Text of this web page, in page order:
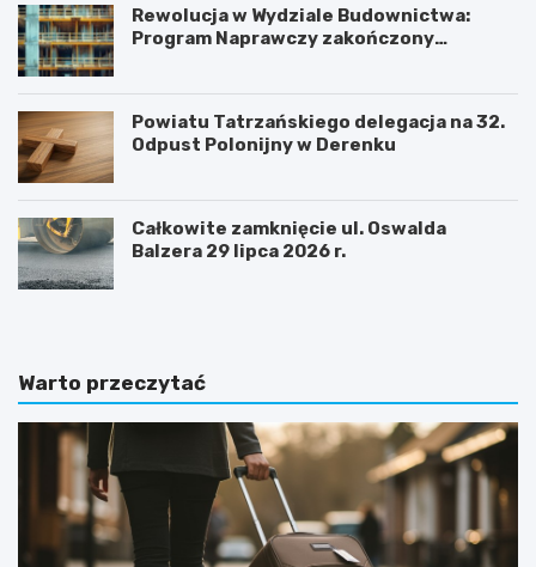
Rewolucja w Wydziale Budownictwa:
Program Naprawczy zakończony
Powiatu Tatrzańskiego delegacja na 32.
Odpust Polonijny w Derenku
Całkowite zamknięcie ul. Oswalda
Balzera 29 lipca 2026 r.
Warto przeczytać